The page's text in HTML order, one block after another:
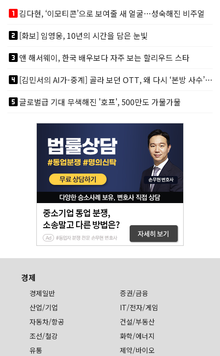
looks_one김다현, ‘이모티콘’으로 보여줄 새 얼굴…성숙해진 비주얼
looks_two[화보] 임영웅, 10년의 시간을 담은 눈빛
looks_3앤 해서웨이, 한국 배우보다 자주 보는 할리우드 스타
looks_4
[김민서의 AI가-중계] 골라 보던 OTT, 왜 다시 ‘본방 사수’를 부르나
looks_5글로벌급 기대 무색해진 '호프', 500만도 가물가물
경제
경제일반
증권/금융
산업/기업
IT/전자/게임
자동차/항공
건설/부동산
조선/철강
화학/에너지
유통
제약/바이오